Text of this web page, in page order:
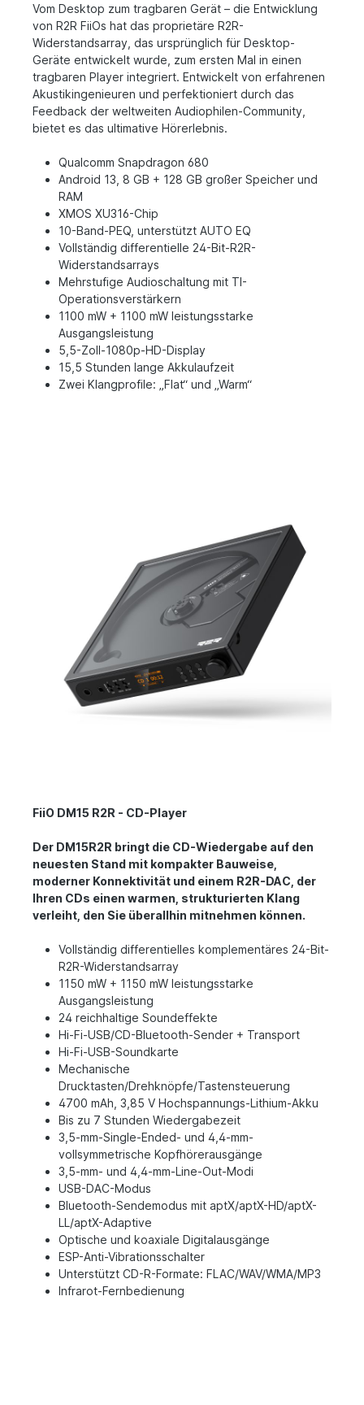
Vom Desktop zum tragbaren Gerät – die Entwicklung
von R2R FiiOs hat das proprietäre R2R-
Widerstandsarray, das ursprünglich für Desktop-
Geräte entwickelt wurde, zum ersten Mal in einen
tragbaren Player integriert. Entwickelt von erfahrenen
Akustikingenieuren und perfektioniert durch das
Feedback der weltweiten Audiophilen-Community,
bietet es das ultimative Hörerlebnis.
Qualcomm Snapdragon 680
Android 13, 8 GB + 128 GB großer Speicher und
RAM
XMOS XU316-Chip
10-Band-PEQ, unterstützt AUTO EQ
Vollständig differentielle 24-Bit-R2R-
Widerstandsarrays
Mehrstufige Audioschaltung mit TI-
Operationsverstärkern
1100 mW + 1100 mW leistungsstarke
Ausgangsleistung
5,5-Zoll-1080p-HD-Display
15,5 Stunden lange Akkulaufzeit
Zwei Klangprofile: „Flat“ und „Warm“
FiiO DM15 R2R - CD-Player
Der DM15R2R bringt die CD-Wiedergabe auf den
neuesten Stand mit kompakter Bauweise,
moderner Konnektivität und einem R2R-DAC, der
Ihren CDs einen warmen, strukturierten Klang
verleiht, den Sie überallhin mitnehmen können.
Vollständig differentielles komplementäres 24-Bit-
R2R-Widerstandsarray
1150 mW + 1150 mW leistungsstarke
Ausgangsleistung
24 reichhaltige Soundeffekte
Hi-Fi-USB/CD-Bluetooth-Sender + Transport
Hi-Fi-USB-Soundkarte
Mechanische
Drucktasten/Drehknöpfe/Tastensteuerung
4700 mAh, 3,85 V Hochspannungs-Lithium-Akku
Bis zu 7 Stunden Wiedergabezeit
3,5-mm-Single-Ended- und 4,4-mm-
vollsymmetrische Kopfhörerausgänge
3,5-mm- und 4,4-mm-Line-Out-Modi
USB-DAC-Modus
Bluetooth-Sendemodus mit aptX/aptX-HD/aptX-
LL/aptX-Adaptive
Optische und koaxiale Digitalausgänge
ESP-Anti-Vibrationsschalter
Unterstützt CD-R-Formate: FLAC/WAV/WMA/MP3
Infrarot-Fernbedienung